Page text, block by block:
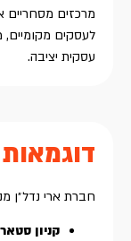
מרכזים מסחריים
לעסקים
עסקית יציבה.
חברת ארי נדל״ן
קניון